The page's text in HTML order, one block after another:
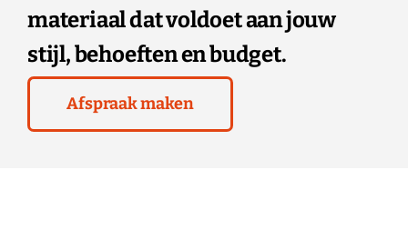
materiaal dat voldoet aan jouw
stijl, behoeften en budget.
Afspraak maken